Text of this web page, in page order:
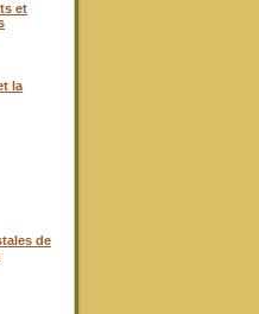
et
la
de